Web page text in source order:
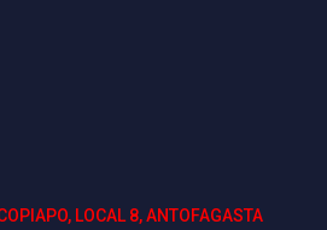
LOCAL 8, ANTOFAGASTA